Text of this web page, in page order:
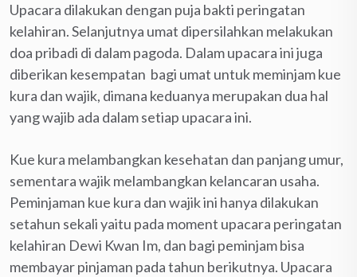
Upacara dilakukan dengan puja bakti peringatan
kelahiran. Selanjutnya umat dipersilahkan melakukan
doa pribadi di dalam pagoda. Dalam upacara ini juga
diberikan kesempatan bagi umat untuk meminjam kue
kura dan wajik, dimana keduanya merupakan dua hal
yang wajib ada dalam setiap upacara ini.
Kue kura melambangkan kesehatan dan panjang umur,
sementara wajik melambangkan kelancaran usaha.
Peminjaman kue kura dan wajik ini hanya dilakukan
setahun sekali yaitu pada moment upacara peringatan
kelahiran Dewi Kwan Im, dan bagi peminjam bisa
membayar pinjaman pada tahun berikutnya. Upacara